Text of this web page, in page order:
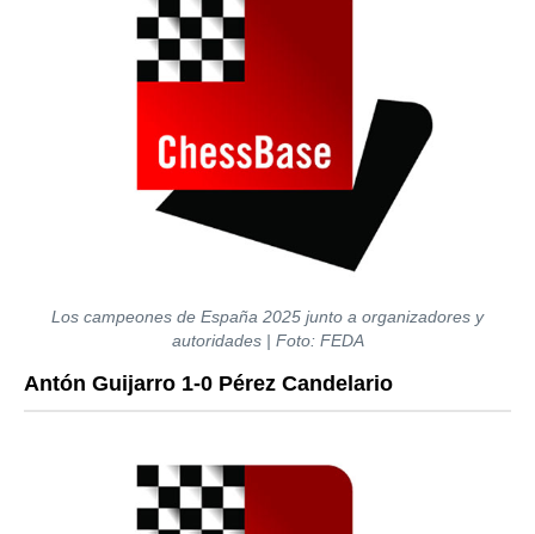
Los campeones de España 2025 junto a organizadores y
autoridades | Foto: FEDA
Antón Guijarro 1-0 Pérez Candelario